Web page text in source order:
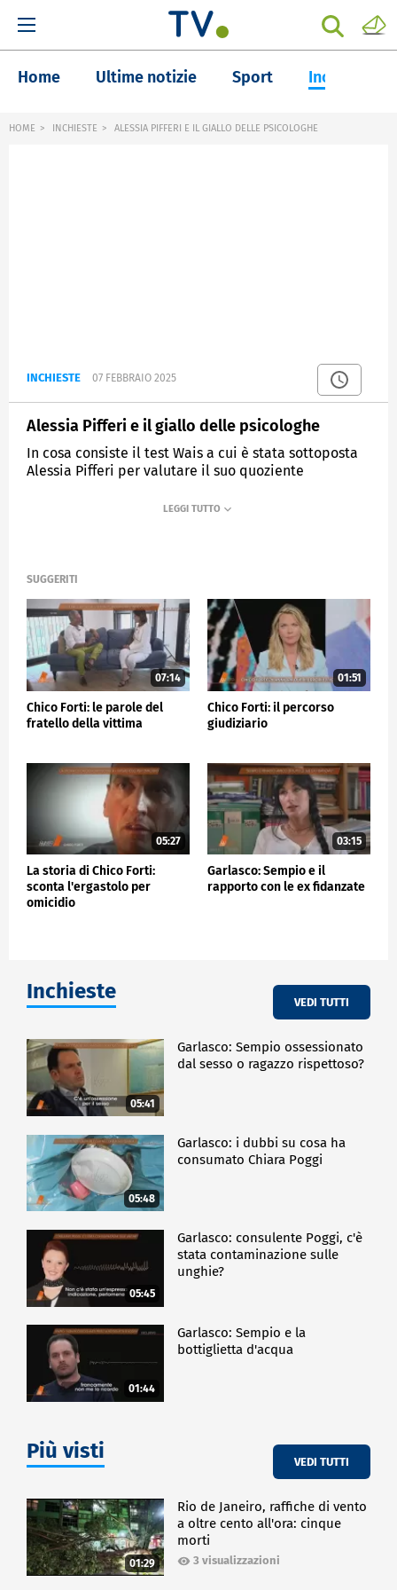
Home Ultime notizie Sport Inchieste
HOME INCHIESTE ALESSIA PIFFERI E IL GIALLO DELLE PSICOLOGHE
INCHIESTE 07 FEBBRAIO 2025
Alessia Pifferi e il giallo delle psicologhe
In cosa consiste il test Wais a cui è stata sottoposta
Alessia Pifferi per valutare il suo quoziente
SUGGERITI
07:14
Chico Forti: le parole del
fratello della vittima
01:51
Chico Forti: il percorso
giudiziario
05:27
La storia di Chico Forti:
sconta l'ergastolo per
omicidio
03:15
Garlasco: Sempio e il
rapporto con le ex fidanzate
Inchieste VEDI TUTTI
05:41
Garlasco: Sempio ossessionato
dal sesso o ragazzo rispettoso?
05:48
Garlasco: i dubbi su cosa ha
consumato Chiara Poggi
05:45
Garlasco: consulente Poggi, c'è
stata contaminazione sulle
unghie?
01:44
Garlasco: Sempio e la
bottiglietta d'acqua
Più visti VEDI TUTTI
01:29
Rio de Janeiro, raffiche di vento
a oltre cento all'ora: cinque
morti
3 visualizzazioni